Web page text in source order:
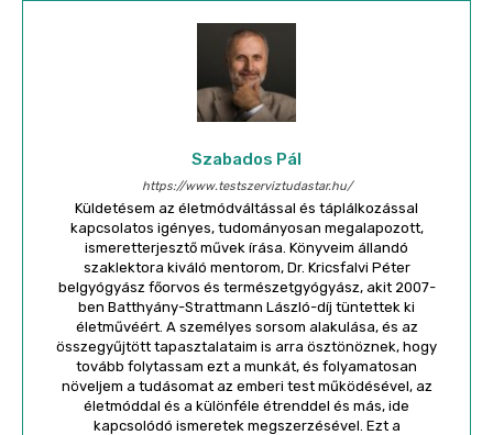
Szabados Pál
https://www.testszerviztudastar.hu/
Küldetésem az életmódváltással és táplálkozással
kapcsolatos igényes, tudományosan megalapozott,
ismeretterjesztő művek írása. Könyveim állandó
szaklektora kiváló mentorom, Dr. Kricsfalvi Péter
belgyógyász főorvos és természetgyógyász, akit 2007-
ben Batthyány-Strattmann László-díj tüntettek ki
életművéért. A személyes sorsom alakulása, és az
összegyűjtött tapasztalataim is arra ösztönöznek, hogy
tovább folytassam ezt a munkát, és folyamatosan
növeljem a tudásomat az emberi test működésével, az
életmóddal és a különféle étrenddel és más, ide
kapcsolódó ismeretek megszerzésével. Ezt a